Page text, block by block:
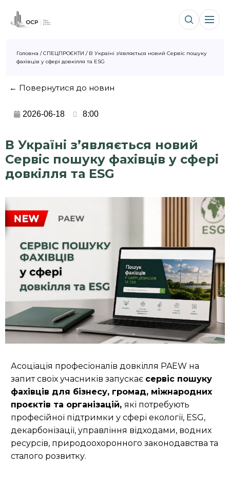
Головна /СПЕЦПРОЄКТИ / В Україні зʼявляється новий Сервіс пошуку
фахівців у сфері довкілля та ESG
← Повернутися до новин
2026-06-18 8:00
В Україні зʼявляється новий
Сервіс пошуку фахівців у сфері
довкілля та ESG
Асоціація професіоналів довкілля PAEW на
запит своїх учасників запускає сервіс пошуку
фахівців для бізнесу, громад, міжнародних
проєктів та організацій, які потребують
професійної підтримки у сфері екології, ESG,
декарбонізації, управління відходами, водних
ресурсів, природоохоронного законодавства та
сталого розвитку.